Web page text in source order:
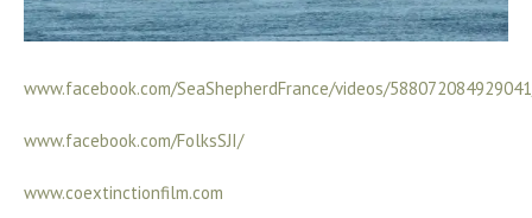
www.facebook.com/SeaShepherdFrance/videos/
www.facebook.com/FolksSJI/
www.coextinctionfilm.com